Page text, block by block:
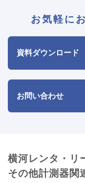
お気軽に
資料ダウンロード
お問い合わせ
横河レンタ・リ
その他計測器関